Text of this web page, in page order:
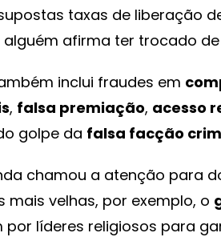
taxas de liberação
afirma ter trocado
inclui fraudes em
, falsa premiação, acesso
golpe da falsa facção
chamou a atenção para
mais velhas, por exemplo, o
por líderes religiosos para